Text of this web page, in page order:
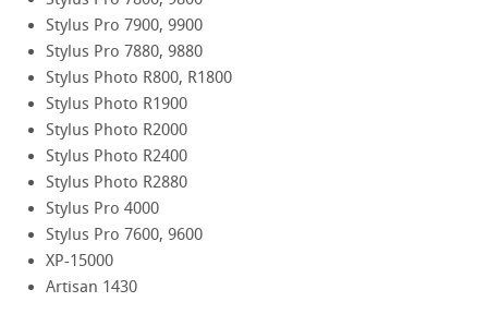
Stylus Pro 7900, 9900
Stylus Pro 7880, 9880
Stylus Photo R800, R1800
Stylus Photo R1900
Stylus Photo R2000
Stylus Photo R2400
Stylus Photo R2880
Stylus Pro 4000
Stylus Pro 7600, 9600
XP-15000
Artisan 1430